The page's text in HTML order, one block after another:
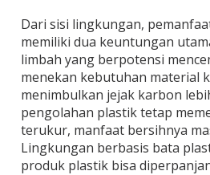
Dari sisi lingkungan,
memiliki dua keuntungan
limbah yang berpotensi
menekan kebutuhan material
menimbulkan jejak karbon
pengolahan plastik tetap
terukur, manfaat bersihnya
Lingkungan berbasis bata
produk plastik bisa